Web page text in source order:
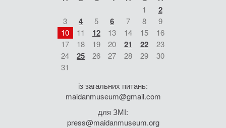
1 2
3 4 5 6 7 8
9
10
11 12 13 14 15
16
17
18 19 20 21 22
23
24
25 26 27 28 29
30
31
із загальних питань:
maidanmuseum@gmail.com
для ЗМІ:
press@maidanmuseum.org